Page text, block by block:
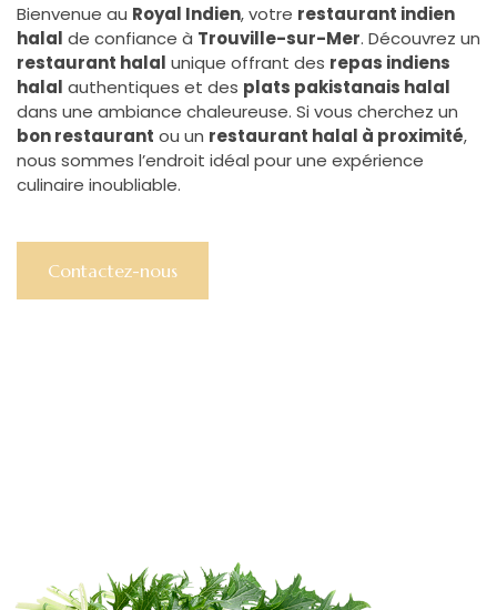
Bienvenue au Royal Indien, votre restaurant indien
halal de confiance à Trouville-sur-Mer. Découvrez un
restaurant halal unique offrant des repas indiens
halal authentiques et des plats pakistanais halal
dans une ambiance chaleureuse. Si vous cherchez un
bon restaurant ou un restaurant halal à proximité,
nous sommes l’endroit idéal pour une expérience
culinaire inoubliable.
Contactez-nous